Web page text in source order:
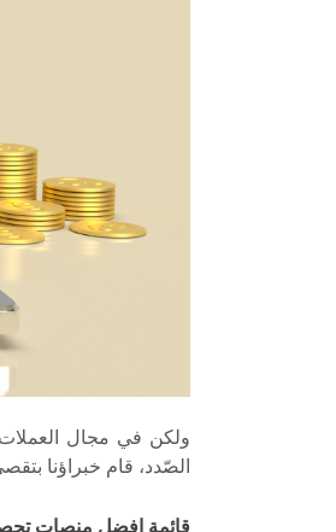
ولكن في مجال
الصّدد، قام خبراؤنا
قائمة افضل منصات